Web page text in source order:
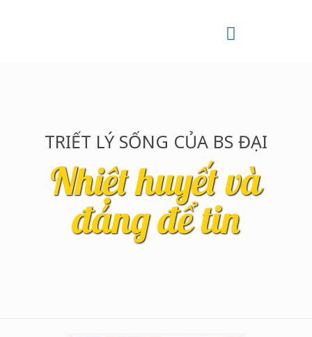
TRIẾT LÝ SỐNG CỦA BS ĐẠI
Nhiệt huyết và
đáng để tin